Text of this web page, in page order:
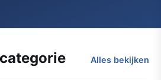
Alles bekijken